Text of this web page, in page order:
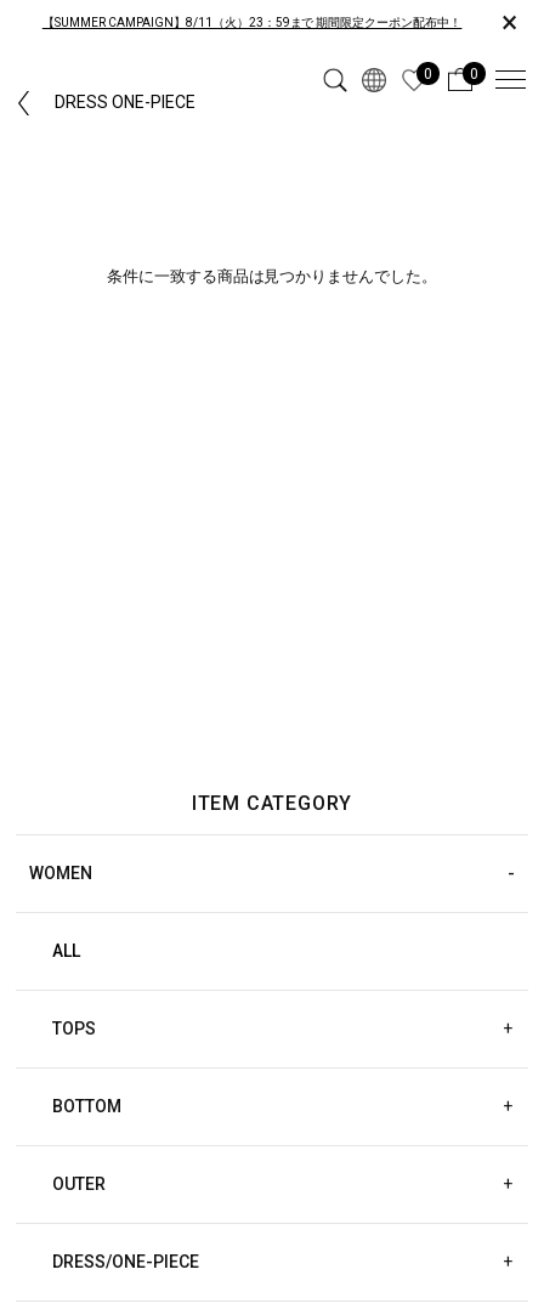
【SUMMER CAMPAIGN】8/11（火）23：59まで 期間限定クーポン配布中！ ×
DRESS ONE-PIECE
0 0
条件に一致する商品は見つかりませんでした。
ITEM CATEGORY
WOMEN
ALL
TOPS +
BOTTOM +
OUTER +
DRESS/ONE-PIECE +